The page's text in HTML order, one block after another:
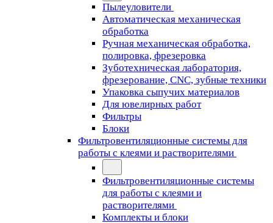
Пылеуловители
Автоматическая механическая
обработка
Ручная механическая обработка,
полировка, фрезеровка
Зуботехническая лаборатория,
фрезерование, CNC, зубные техники
Упаковка сыпучих материалов
Для ювелирных работ
Фильтры
Блоки
Фильтровентиляционные системы для
работы с клеями и растворителями
Фильтровентиляционные системы
для работы с клеями и
растворителями
Комплекты и блоки